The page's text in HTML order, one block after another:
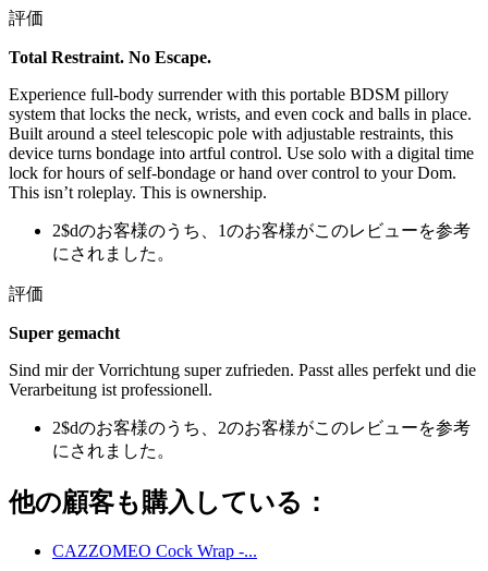
評価
Total Restraint. No Escape.
Experience full-body surrender with this portable BDSM pillory
system that locks the neck, wrists, and even cock and balls in place.
Built around a steel telescopic pole with adjustable restraints, this
device turns bondage into artful control. Use solo with a digital time
lock for hours of self-bondage or hand over control to your Dom.
This isn’t roleplay. This is ownership.
2$dのお客様のうち、1のお客様がこのレビューを参考
にされました。
評価
Super gemacht
Sind mir der Vorrichtung super zufrieden. Passt alles perfekt und die
Verarbeitung ist professionell.
2$dのお客様のうち、2のお客様がこのレビューを参考
にされました。
他の顧客も購入している：
CAZZOMEO Cock Wrap -...